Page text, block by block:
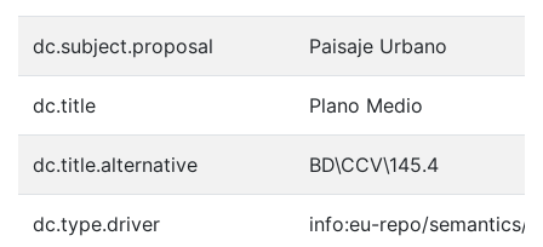
dc.subject.proposal Paisaje Urbano
dc.title Plano Medio
dc.title.alternative BD\CCV\145.4
dc.type.driver info:eu-repo/semantics/